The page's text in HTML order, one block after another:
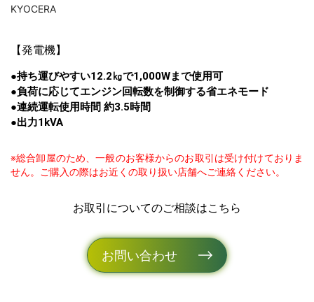
KYOCERA
【発電機】
●持ち運びやすい12.2㎏で1,000Wまで使用可
●負荷に応じてエンジン回転数を制御する省エネモード
●連続運転使用時間 約3.5時間
●出力1kVA
※総合卸屋のため、一般のお客様からのお取引は受け付けておりま
せん。ご購入の際はお近くの取り扱い店舗へご連絡ください。
お取引についてのご相談はこちら
お問い合わせ